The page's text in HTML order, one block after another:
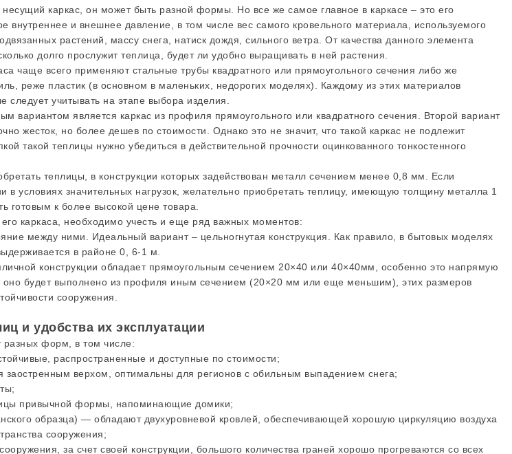
каркас, он может быть разной формы. Но все же самое главное в каркасе – это его
внутреннее и внешнее давление, в том числе вес самого кровельного материала, используемого
растений, массу снега, натиск дождя, сильного ветра. От качества данного элемента
долго прослужит теплица, будет ли удобно выращивать в ней растения.
чаще всего применяют стальные трубы квадратного или прямоугольного сечения либо же
реже пластик (в основном в маленьких, недорогих моделях). Каждому из этих материалов
следует учитывать на этапе выбора изделия.
вариантом является каркас из профиля прямоугольного или квадратного сечения. Второй вариант
жесток, но более дешев по стоимости. Однако это не значит, что такой каркас не подлежит
такой теплицы нужно убедиться в действительной прочности оцинкованного тонкостенного
теплицы, в конструкции которых задействован металл сечением менее 0,8 мм. Если
в условиях значительных нагрузок, желательно приобретать теплицу, имеющую толщину металла 1
готовым к более высокой цене товара.
каркаса, необходимо учесть и еще ряд важных моментов:
между ними. Идеальный вариант – цельногнутая конструкция. Как правило, в бытовых моделях
в районе 0, 6-1 м.
конструкции обладает прямоугольным сечением 20×40 или 40×40мм, особенно это напрямую
оно будет выполнено из профиля иным сечением (20×20 мм или еще меньшим), этих размеров
сооружения.
и удобства их эксплуатации
форм, в том числе:
распространенные и доступные по стоимости;
заостренным верхом, оптимальны для регионов с обильным выпадением снега;
привычной формы, напоминающие домики;
образца) — обладают двухуровневой кровлей, обеспечивающей хорошую циркуляцию воздуха
сооружения;
за счет своей конструкции, большого количества граней хорошо прогреваются со всех